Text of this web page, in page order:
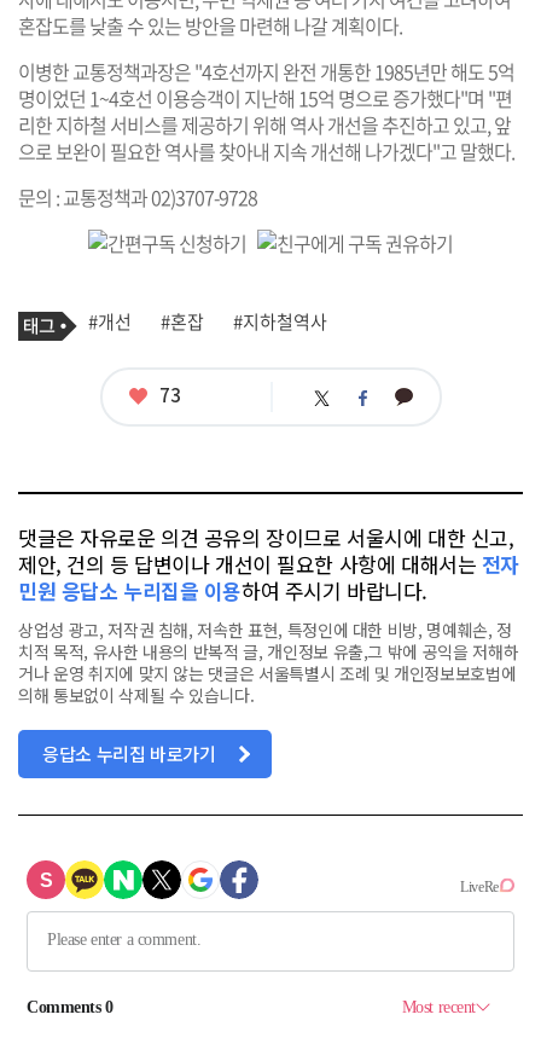
혼잡도를 낮출 수 있는 방안을 마련해 나갈 계획이다.
이병한 교통정책과장은 "4호선까지 완전 개통한 1985년만 해도 5억
명이었던 1~4호선 이용승객이 지난해 15억 명으로 증가했다"며 "편
리한 지하철 서비스를 제공하기 위해 역사 개선을 추진하고 있고, 앞
으로 보완이 필요한 역사를 찾아내 지속 개선해 나가겠다"고 말했다.
문의 : 교통정책과 02)3707-9728
사
태
그
#개선 #혼잡 #지하철역사
좋
73 트 페 카
댓글은 자유로운 의견 공유의 장이므로 서울시에 대한 신고,
제안, 건의 등 답변이나 개선이 필요한 사항에 대해서는 전자
민원 응답소 누리집을 이용하여 주시기 바랍니다.
상업성 광고, 저작권 침해, 저속한 표현, 특정인에 대한 비방, 명예훼손, 정
치적 목적, 유사한 내용의 반복적 글, 개인정보 유출,그 밖에 공익을 저해하
거나 운영 취지에 맞지 않는 댓글은 서울특별시 조례 및 개인정보보호법에
의해 통보없이 삭제될 수 있습니다.
응답소 누리집 바로가기